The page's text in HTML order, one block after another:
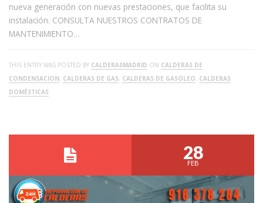
nueva generación con nuevas prestaciones, que facilita su
instalación. CONSULTA NUESTROS CONTRATOS DE
MANTENIMIENTO…
THIS ENTRY WAS POSTED BY CALDERASMADRID ON CALDERAS DE
CONDENSACION, CALDERAS DE GAS, CALDERAS DE GASOLEO, CALDERAS
DOMÉSTICAS
28
FEB